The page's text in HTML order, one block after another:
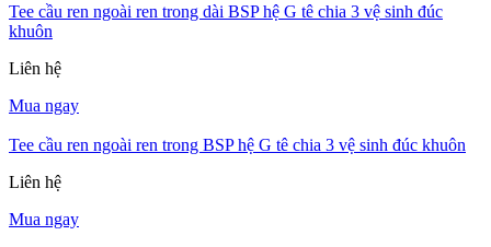
Tee cầu ren ngoài ren trong dài BSP hệ G tê chia 3 vệ sinh đúc
khuôn
Liên hệ
Mua ngay
Tee cầu ren ngoài ren trong BSP hệ G tê chia 3 vệ sinh đúc khuôn
Liên hệ
Mua ngay